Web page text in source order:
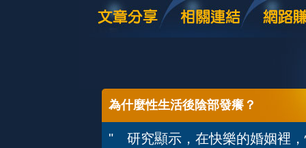
為什麼性生活後陰部發癢？
" 研究顯示，在快樂的婚姻裡，